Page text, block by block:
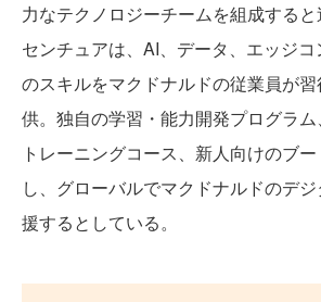
力なテクノロジーチームを組成する
センチュアは、AI、データ、エッジ
のスキルをマクドナルドの従業員が
供。独自の学習・能力開発プログラ
トレーニングコース、新人向けのブ
し、グローバルでマクドナルドのデ
援するとしている。